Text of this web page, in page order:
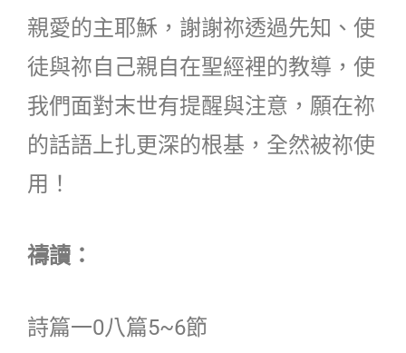
親愛的主耶穌，謝謝祢透過先知、使
徒與祢自己親自在聖經裡的教導，使
我們面對末世有提醒與注意，願在祢
的話語上扎更深的根基，全然被祢使
用！
禱讀：
詩篇一0八篇5~6節